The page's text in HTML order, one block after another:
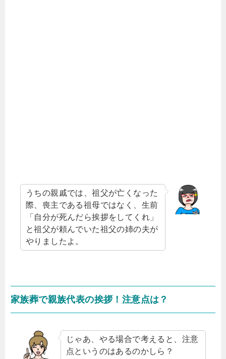
うちの親戚では、祖父が亡くなった
際、喪主である祖母ではなく、生前
「自分が死んだら挨拶をしてくれ」
と祖父が頼んでいた祖父の姉の夫が
やりましたよ。
家族葬で親族代表の挨拶！注意点は？
じゃあ、やる場合で考えると、注意
点というのはあるのかしら？